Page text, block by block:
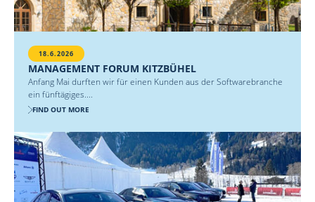
18.6.2026
MANAGEMENT FORUM KITZBÜHEL
Anfang Mai durften wir für einen Kunden aus der Softwarebranche
ein fünftägiges....
FIND OUT MORE